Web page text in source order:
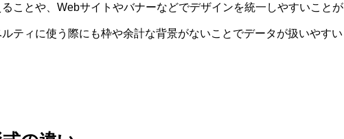
ことや、Webサイトやバナーなどでデザインを統一しやすいことが
ティに使う際にも枠や余計な背景がないことでデータが扱いやすい